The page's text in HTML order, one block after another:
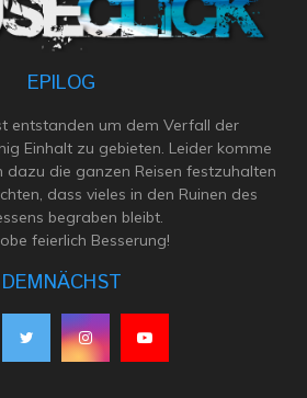
EPILOG
entstanden um dem Verfall der
Einhalt zu gebieten. Leider komme
dazu die ganzen Reisen festzuhalten
dass vieles in den Ruinen des
begraben bleibt.
feierlich Besserung!
DEMNÄCHST